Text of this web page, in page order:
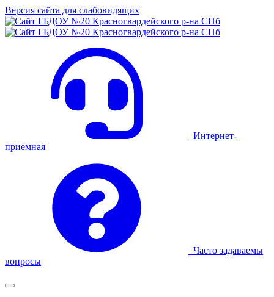
Версия сайта для слабовидящих
Интернет-
приемная
Часто задаваемы
вопросы